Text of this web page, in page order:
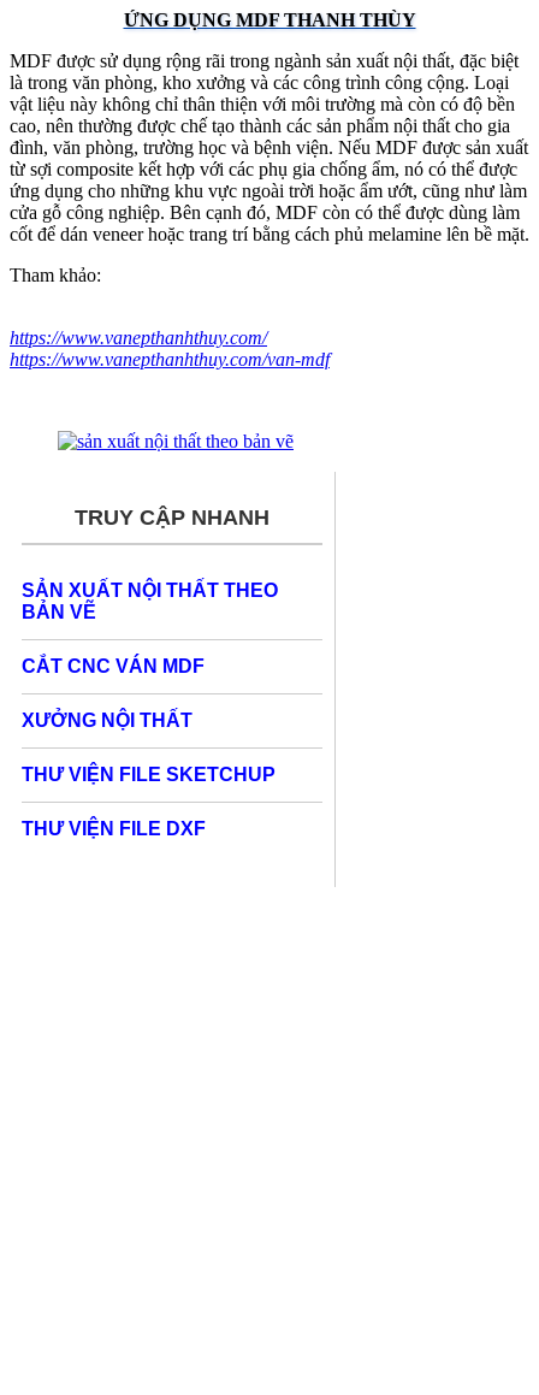
ỨNG DỤNG MDF THANH THÙY
MDF được sử dụng rộng rãi trong ngành sản xuất nội thất, đặc biệt
là trong văn phòng, kho xưởng và các công trình công cộng. Loại
vật liệu này không chỉ thân thiện với môi trường mà còn có độ bền
cao, nên thường được chế tạo thành các sản phẩm nội thất cho gia
đình, văn phòng, trường học và bệnh viện. Nếu MDF được sản xuất
từ sợi composite kết hợp với các phụ gia chống ẩm, nó có thể được
ứng dụng cho những khu vực ngoài trời hoặc ẩm ướt, cũng như làm
cửa gỗ công nghiệp. Bên cạnh đó, MDF còn có thể được dùng làm
cốt để dán veneer hoặc trang trí bằng cách phủ melamine lên bề mặt.
Tham khảo:
https://www.vanepthanhthuy.com/
https://www.vanepthanhthuy.com/van-mdf
TRUY CẬP NHANH
SẢN XUẤT NỘI THẤT THEO
BẢN VẼ
CẮT CNC VÁN MDF
XƯỞNG NỘI THẤT
THƯ VIỆN FILE SKETCHUP
THƯ VIỆN FILE DXF